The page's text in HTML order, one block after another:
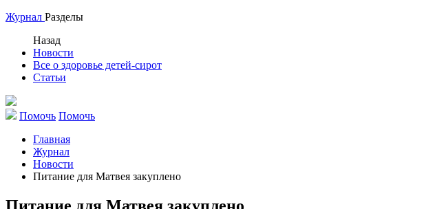
Журнал Разделы
Назад
Новости
Все о здоровье детей-сирот
Статьи
Помочь Помочь
Главная
Журнал
Новости
Питание для Матвея закуплено